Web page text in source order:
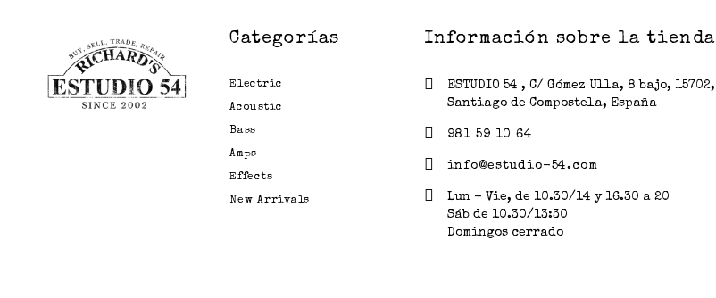
Categorías
Electric
Acoustic
Bass
Amps
Effects
New Arrivals
Información sobre la tienda
ESTUDIO 54 , C/ Gómez Ulla, 8 bajo, 15702,
Santiago de Compostela, España
981 59 10 64
info@estudio-54.com
Lun - Vie, de 10.30/14 y 16.30 a 20
Sáb de 10.30/13:30
Domingos cerrado